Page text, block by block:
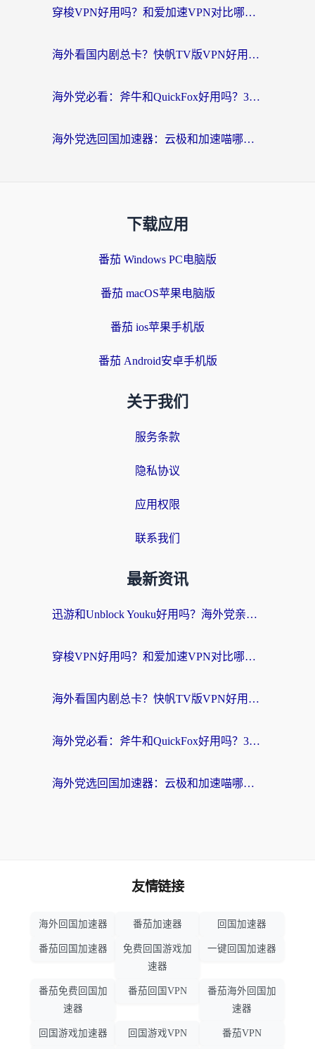
穿梭VPN好用吗？和爱加速VPN对比哪个回国效果更好？海外党必看的实用指南
海外看国内剧总卡？快帆TV版VPN好用吗？和海牛VPN对比哪个回国效果更好？
海外党必看：斧牛和QuickFox好用吗？3步选对回国加速器，无缝刷国内剧玩游戏
海外党选回国加速器：云极和加速喵哪个好？附3款热门工具实测对比
下载应用
番茄 Windows PC电脑版
番茄 macOS苹果电脑版
番茄 ios苹果手机版
番茄 Android安卓手机版
关于我们
服务条款
隐私协议
应用权限
联系我们
最新资讯
迅游和Unblock Youku好用吗？海外党亲测：3个维度教你选对回国加速器
穿梭VPN好用吗？和爱加速VPN对比哪个回国效果更好？海外党必看的实用指南
海外看国内剧总卡？快帆TV版VPN好用吗？和海牛VPN对比哪个回国效果更好？
海外党必看：斧牛和QuickFox好用吗？3步选对回国加速器，无缝刷国内剧玩游戏
海外党选回国加速器：云极和加速喵哪个好？附3款热门工具实测对比
友情链接
海外回国加速器 番茄加速器 回国加速器
番茄回国加速器
免费回国游戏加
速器
一键回国加速器
番茄免费回国加
速器
番茄回国VPN
番茄海外回国加
速器
回国游戏加速器 回国游戏VPN 番茄VPN